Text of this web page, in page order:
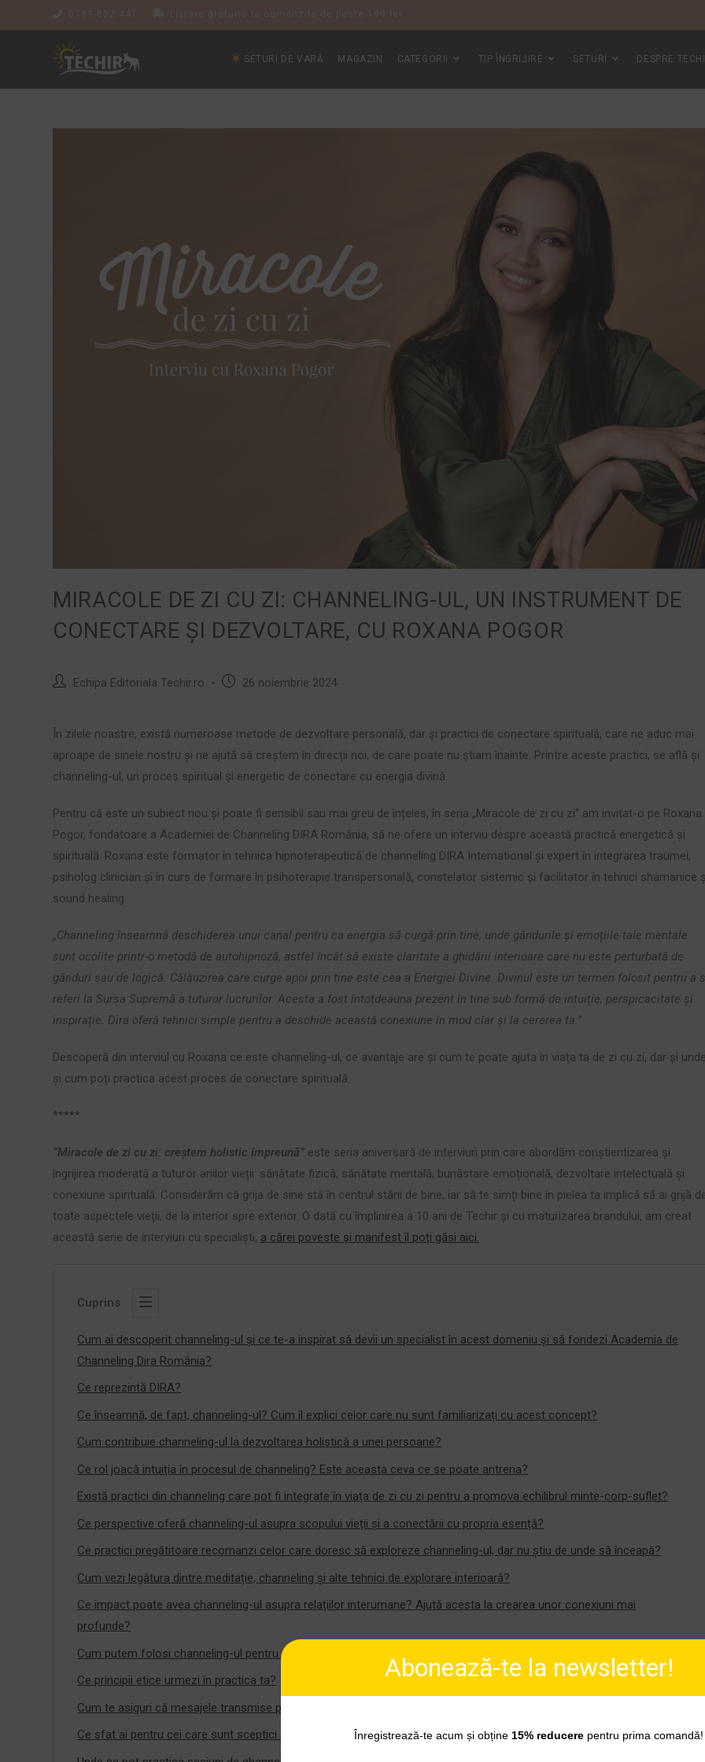
SETURI DE VARĂ MAGAZIN CATEGORII TIP ÎNGRIJIRE SETURI DESPRE
MIRACOLE DE ZI CU ZI: CHANNELING-UL, UN INSTRUMENT DE
CONECTARE ȘI DEZVOLTARE, CU ROXANA POGOR
Echipa Editoriala Techir.ro 26 noiembrie 2024
În zilele noastre, există numeroase metode de dezvoltare personală, dar și practici de conectare spirituală, care ne aduc mai
aproape de sinele nostru și ne ajută să creștem în direcții noi, de care poate nu știam înainte. Printre aceste practici, se află și
channeling-ul, un proces spiritual și energetic de conectare cu energia divină.
Pentru că este un subiect nou și poate fi sensibil sau mai greu de înțeles, în seria „Miracole de zi cu zi” am invitat-o pe Roxana
Pogor, fondatoare a Academiei de Channeling DIRA România, să ne ofere un interviu despre această practică energetică și
spirituală. Roxana este formator în tehnica hipnoterapeutică de channeling DIRA International și expert în integrarea traumei,
psiholog clinician și în curs de formare în psihoterapie transpersonală, constelator sistemic și facilitator în tehnici shamanice
sound healing.
„Channeling înseamnă deschiderea unui canal pentru ca energia să curgă prin tine, unde gândurile și emoțiile tale mentale
sunt ocolite printr-o metodă de autohipnoză, astfel încât să existe claritate a ghidării interioare care nu este perturbată de
gânduri sau de logică. Călăuzirea care curge apoi prin tine este cea a Energiei Divine. Divinul este un termen folosit pentru a
referi la Sursa Supremă a tuturor lucrurilor. Acesta a fost întotdeauna prezent în tine sub formă de intuiție, perspicacitate și
inspirație. Dira oferă tehnici simple pentru a deschide această conexiune în mod clar și la cererea ta.”
Descoperă din interviul cu Roxana ce este channeling-ul, ce avantaje are și cum te poate ajuta în viața ta de zi cu zi, dar și
și cum poți practica acest proces de conectare spirituală.
*****
“Miracole de zi cu zi: creştem holistic împreună” este seria aniversară de interviuri prin care abordăm conștientizarea și
îngrijirea moderată a tuturor ariilor vieții: sănătate fizică, sănătate mentală, bunăstare emoțională, dezvoltare intelectuală și
conexiune spirituală. Considerăm că grija de sine stă în centrul stării de bine, iar să te simți bine în pielea ta implică să ai grijă
toate aspectele vieții, de la interior spre exterior. O dată cu împlinirea a 10 ani de Techir și cu maturizarea brandului, am creat
această serie de interviuri cu specialiști, a cărei poveste și manifest îl poți găsi aici.
Cuprins
Cum ai descoperit channeling-ul și ce te-a inspirat să devii un specialist în acest domeniu și să fondezi Academia de
Channeling Dira România?
Ce reprezintă DIRA?
Ce înseamnă, de fapt, channeling-ul? Cum îl explici celor care nu sunt familiarizați cu acest concept?
Cum contribuie channeling-ul la dezvoltarea holistică a unei persoane?
Ce rol joacă intuiția în procesul de channeling? Este aceasta ceva ce se poate antrena?
Există practici din channeling care pot fi integrate în viața de zi cu zi pentru a promova echilibrul minte-corp-suflet?
Ce perspective oferă channeling-ul asupra scopului vieții și a conectării cu propria esență?
Ce practici pregătitoare recomanzi celor care doresc să exploreze channeling-ul, dar nu știu de unde să înceapă?
Cum vezi legătura dintre meditație, channeling și alte tehnici de explorare interioară?
Ce impact poate avea channeling-ul asupra relațiilor interumane? Ajută acesta la crearea unor conexiuni mai
profunde?
Cum putem folosi channeling-ul pentru a dezvolta empatia și compasiunea?
Ce principii etice urmezi în practica ta?
Cum te asiguri că mesajele transmise prin channeling nu sunt interpretate greșit sau folosite într-un mod dăunător?
Ce sfat ai pentru cei care sunt sceptici sau temători față de channeling?
Abonează-te la newsletter!
Înregistrează-te acum și obține 15% reducere pentru prima comandă!